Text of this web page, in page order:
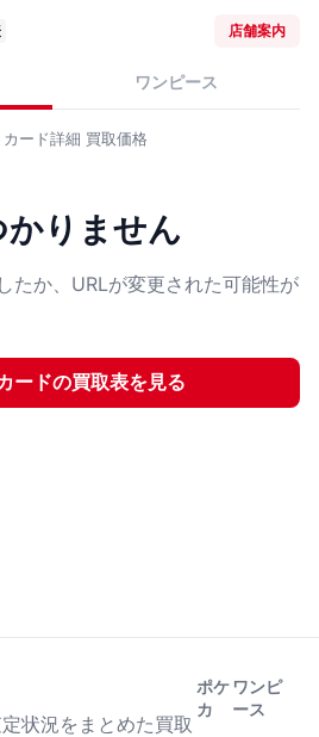
店舗案内
ワンピース
カード詳細 買取価格
りません
たか、URLが変更された可能性が
ードの買取表を見る
状況をまとめた買取
ポケ
カ
ワンピ
ース